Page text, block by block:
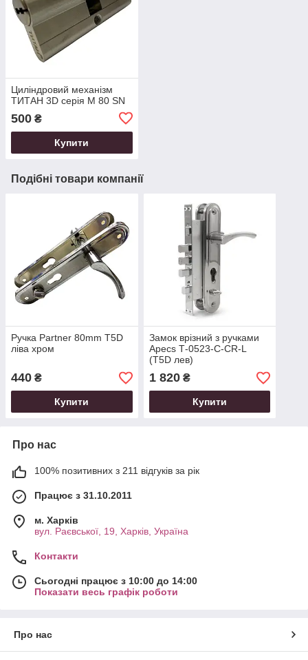
Циліндровий механізм
ТИТАН 3D серія M 80 SN
500 ₴
Купити
Подібні товари компанії
Ручка Partner 80mm T5D
ліва хром
440 ₴
Купити
Замок врізний з ручками
Apecs Т-0523-C-CR-L
(T5D лев)
1 820₴
Купити
Про нас
100% позитивних з 211 відгуків за рік
Працює з 31.10.2011
м. Харків
вул. Раєвської, 19, Харків, Україна
Контакти
Сьогодні працює з 10:00 до 14:00
Показати весь графік роботи
Про нас